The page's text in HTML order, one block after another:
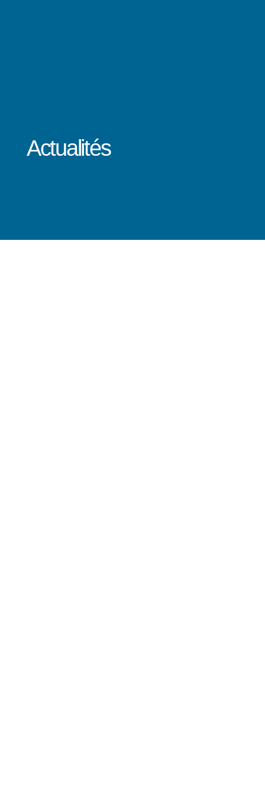
Actualités